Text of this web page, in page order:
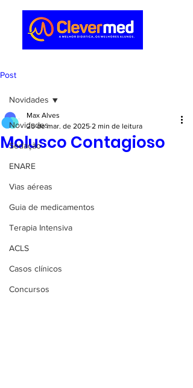
Post
Novidades
Sedação
ENARE
Vias aéreas
Guia de medicamentos
Terapia Intensiva
ACLS
Casos clínicos
Concursos
Novidades
Molusco Contagioso
Max Alves
25 de mar. de 2025 2 min de leitura